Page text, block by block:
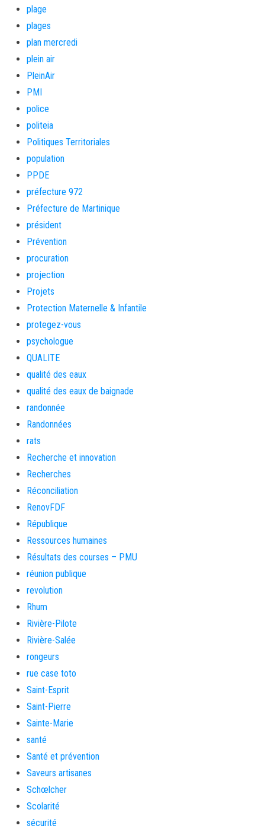
plage
plages
plan mercredi
plein air
PleinAir
PMI
police
politeia
Politiques Territoriales
population
PPDE
préfecture 972
Préfecture de Martinique
président
Prévention
procuration
projection
Projets
Protection Maternelle & Infantile
protegez-vous
psychologue
QUALITE
qualité des eaux
qualité des eaux de baignade
randonnée
Randonnées
rats
Recherche et innovation
Recherches
Réconciliation
RenovFDF
République
Ressources humaines
Résultats des courses – PMU
réunion publique
revolution
Rhum
Rivière-Pilote
Rivière-Salée
rongeurs
rue case toto
Saint-Esprit
Saint-Pierre
Sainte-Marie
santé
Santé et prévention
Saveurs artisanes
Schœlcher
Scolarité
sécurité